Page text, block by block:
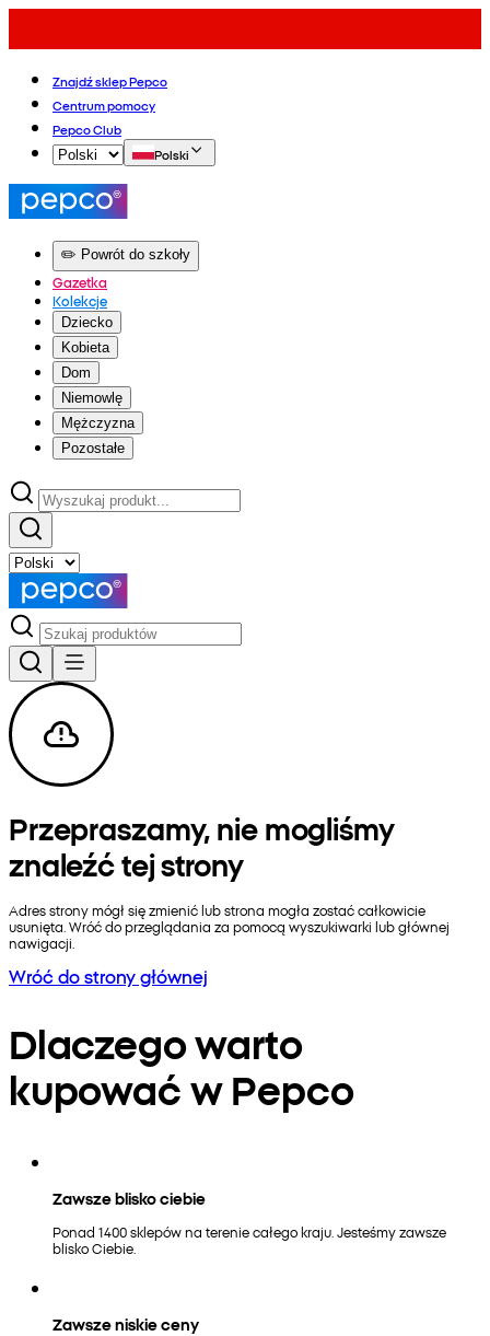
Znajdź sklep Pepco
Centrum pomocy
Pepco Club
Polski
✏️ Powrót do szkoły
Gazetka
Kolekcje
Dziecko
Kobieta
Dom
Niemowlę
Mężczyzna
Pozostałe
Przepraszamy, nie mogliśmy
znaleźć tej strony
Adres strony mógł się zmienić lub strona mogła zostać całkowicie
usunięta. Wróć do przeglądania za pomocą wyszukiwarki lub głównej
nawigacji.
Wróć do strony głównej
Dlaczego warto
kupować w Pepco
Zawsze blisko ciebie
Ponad 1400 sklepów na terenie całego kraju. Jesteśmy zawsze
blisko Ciebie.
Zawsze niskie ceny